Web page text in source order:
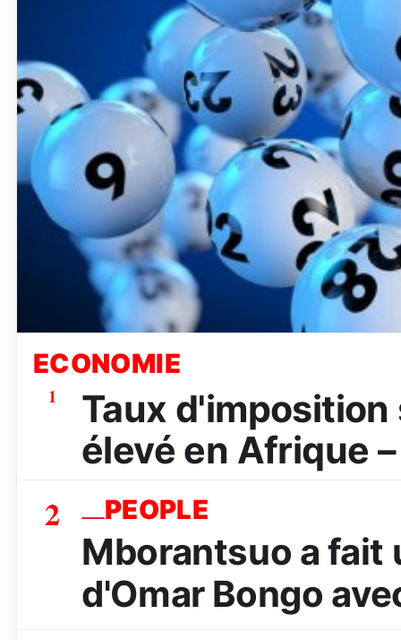
ECONOMIE
1
Taux
élevé en Afrique
2
PEOPLE
Mborantsuo a fait
d'Omar Bongo